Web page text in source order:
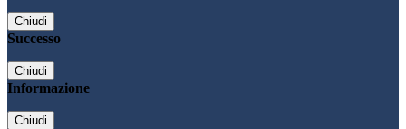
Chiudi
Successo
Chiudi
Informazione
Chiudi